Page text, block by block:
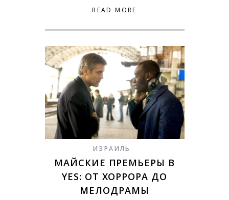
READ MORE
ИЗРАИЛЬ
МАЙСКИЕ ПРЕМЬЕРЫ В
YES: ОТ ХОРРОРА ДО
МЕЛОДРАМЫ